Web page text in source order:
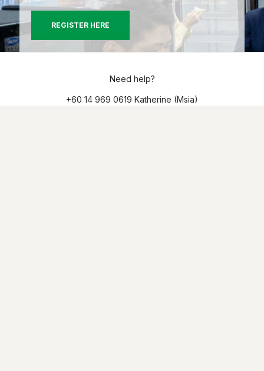
REGISTER HERE
Need help?
+60 14 969 0619 Katherine (Msia)